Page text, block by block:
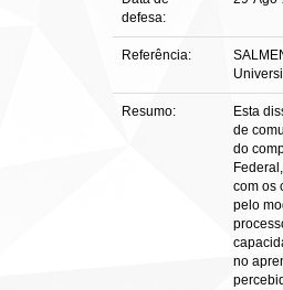
defesa:
Referência:
Resumo:
Esta
de
do
com os
pelo
no